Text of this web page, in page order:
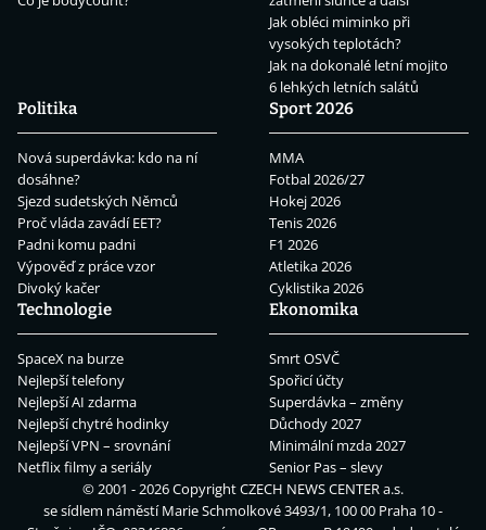
Jak obléci miminko při
vysokých teplotách?
Jak na dokonalé letní mojito
6 lehkých letních salátů
Politika
Nová superdávka: kdo na ní
dosáhne?
Sjezd sudetských Němců
Proč vláda zavádí EET?
Padni komu padni
Výpověď z práce vzor
Divoký kačer
Sport 2026
MMA
Fotbal 2026/27
Hokej 2026
Tenis 2026
F1 2026
Atletika 2026
Cyklistika 2026
Technologie
SpaceX na burze
Nejlepší telefony
Nejlepší AI zdarma
Nejlepší chytré hodinky
Nejlepší VPN – srovnání
Netflix filmy a seriály
Ekonomika
Smrt OSVČ
Spořicí účty
Superdávka – změny
Důchody 2027
Minimální mzda 2027
Senior Pas – slevy
© 2001 - 2026 CopyrightCZECH NEWS CENTER a.s.
se sídlem náměstí Marie Schmolkové 3493/1, 100 00 Praha 10 -